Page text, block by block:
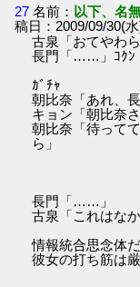
27 名前： 以下、名
稿日：2009/09/30(
古泉「おてやわら
長門「……」ｺｸﾝ
ｶﾞﾁｬ
朝比奈「あれ、
キョン「朝比奈
朝比奈「待って
ら」
長門「……」
古泉「これはな
情報統合思念体
彼女の打ち筋は